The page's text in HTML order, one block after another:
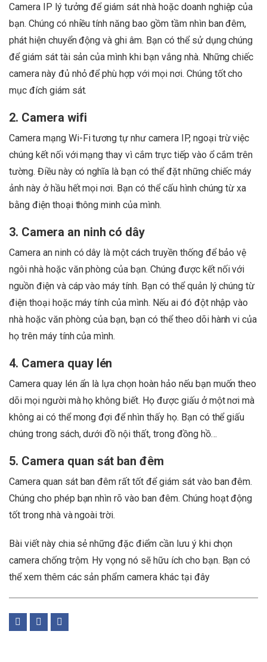
Camera IP lý tưởng để giám sát nhà hoặc doanh nghiệp của
bạn. Chúng có nhiều tính năng bao gồm tầm nhìn ban đêm,
phát hiện chuyển động và ghi âm. Bạn có thể sử dụng chúng
để giám sát tài sản của mình khi bạn vắng nhà. Những chiếc
camera này đủ nhỏ để phù hợp với mọi nơi. Chúng tốt cho
mục đích giám sát.
2. Camera wifi
Camera mạng Wi-Fi tương tự như camera IP, ngoại trừ việc
chúng kết nối với mạng thay vì cắm trực tiếp vào ổ cắm trên
tường. Điều này có nghĩa là bạn có thể đặt những chiếc máy
ảnh này ở hầu hết mọi nơi. Bạn có thể cấu hình chúng từ xa
bằng điện thoại thông minh của mình.
3. Camera an ninh có dây
Camera an ninh có dây là một cách truyền thống để bảo vệ
ngôi nhà hoặc văn phòng của bạn. Chúng được kết nối với
nguồn điện và cáp vào máy tính. Bạn có thể quản lý chúng từ
điện thoại hoặc máy tính của mình. Nếu ai đó đột nhập vào
nhà hoặc văn phòng của bạn, bạn có thể theo dõi hành vi của
họ trên máy tính của mình.
4. Camera quay lén
Camera quay lén ẩn là lựa chọn hoàn hảo nếu bạn muốn theo
dõi mọi người mà họ không biết. Họ được giấu ở một nơi mà
không ai có thể mong đợi để nhìn thấy họ. Bạn có thể giấu
chúng trong sách, dưới đồ nội thất, trong đồng hồ…
5. Camera quan sát ban đêm
Camera quan sát ban đêm rất tốt để giám sát vào ban đêm.
Chúng cho phép bạn nhìn rõ vào ban đêm. Chúng hoạt động
tốt trong nhà và ngoài trời.
Bài viết này chia sẻ những đặc điểm cần lưu ý khi chọn
camera chống trộm. Hy vọng nó sẽ hữu ích cho bạn. Bạn có
thể xem thêm các sản phẩm camera khác tại đây